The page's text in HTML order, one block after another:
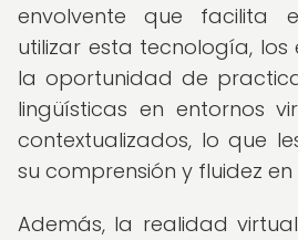
envolvente que facilita
utilizar esta tecnología, los
la oportunidad de
lingüísticas en entornos
contextualizados, lo que
su comprensión y fluidez
Además, la realidad